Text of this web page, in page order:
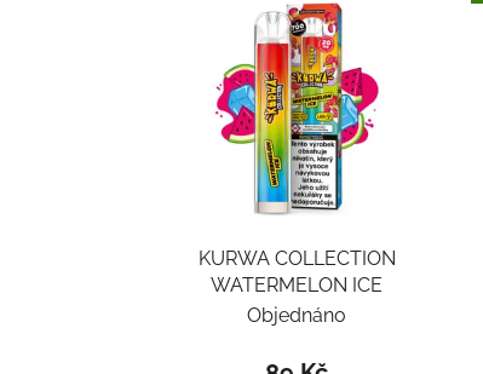
KURWA COLLECTION
WATERMELON ICE
Objednáno